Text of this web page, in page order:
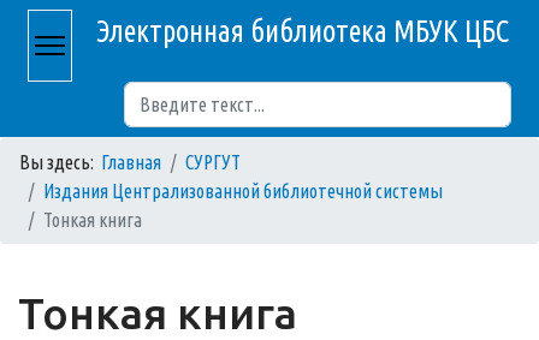
Электронная библиотека МБУК ЦБС
Вы здесь: Главная
СУРГУТ
Издания Централизованной библиотечной системы
Тонкая книга
Тонкая книга